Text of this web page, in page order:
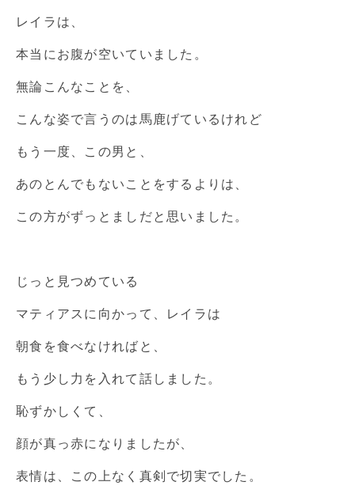
レイラは、
本当にお腹が空いていました。
無論こんなことを、
こんな姿で言うのは馬鹿げているけれど
もう一度、この男と、
あのとんでもないことをするよりは、
この方がずっとましだと思いました。
じっと見つめている
マティアスに向かって、レイラは
朝食を食べなければと、
もう少し力を入れて話しました。
恥ずかしくて、
顔が真っ赤になりましたが、
表情は、この上なく真剣で切実でした。